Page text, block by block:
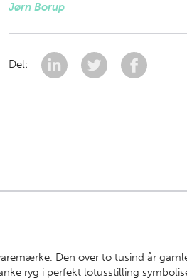
Jørn Borup
Del:
Den over to tusind år
ryg i perfekt lotusstilling